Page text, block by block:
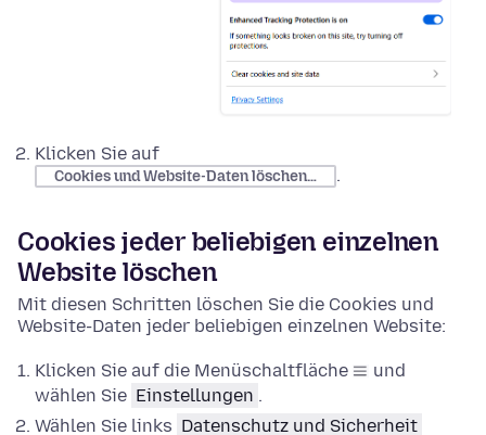
Klicken Sie auf
Cookies und Website-Daten löschen… .
Cookies jeder beliebigen einzelnen
Website löschen
Mit diesen Schritten löschen Sie die Cookies und
Website-Daten jeder beliebigen einzelnen Website:
Klicken Sie auf die Menüschaltfläche
und
wählen Sie Einstellungen .
Wählen Sie links Datenschutz und Sicherheit